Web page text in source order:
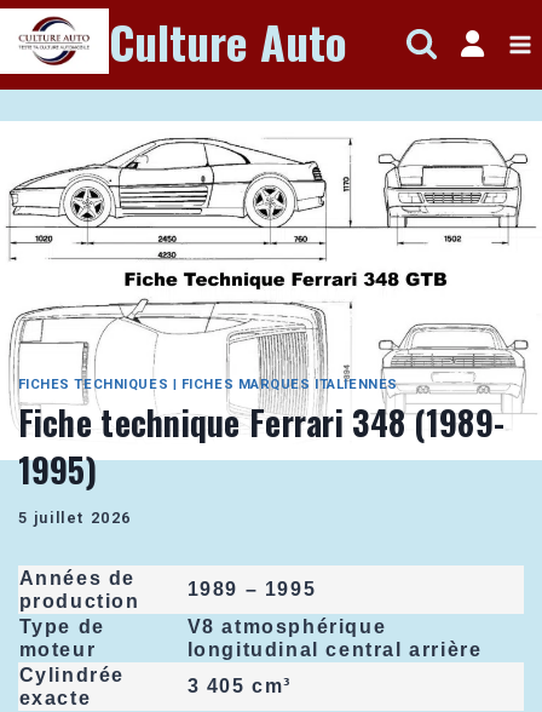
Aller
au
contenu
Culture Auto
FICHES TECHNIQUES | FICHES MARQUES ITALIENNES
Fiche technique Ferrari 348 (1989-
1995)
5 juillet 2026
Années de
production
1989 – 1995
Type de
moteur
V8 atmosphérique
longitudinal central arrière
Cylindrée
exacte
3 405 cm³